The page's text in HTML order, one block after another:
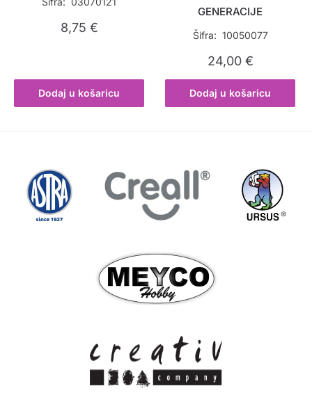
8,75 €
Dodaj u košaricu
GENERACIJE
Šifra: 10050077
24,00 €
Dodaj u košaricu